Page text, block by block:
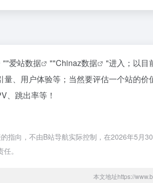
""爱站数据 ""Chinaz数据
"进入；以目
、用户体验等；当然要评估一个站的
、跳出率等！
指向，不由B站导航实际控制，在2026年5月
。
本文地址https://